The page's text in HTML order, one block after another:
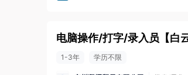
电脑操作/打字/录入员 【白
1-3年 学历不限